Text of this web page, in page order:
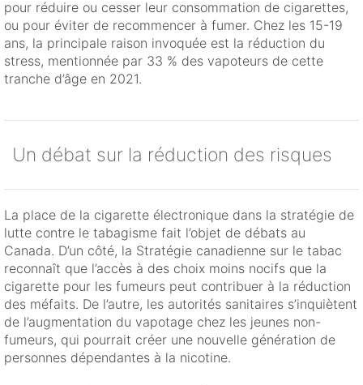
pour réduire ou cesser leur consommation de cigarettes,
ou pour éviter de recommencer à fumer. Chez les 15-19
ans, la principale raison invoquée est la réduction du
stress, mentionnée par 33 % des vapoteurs de cette
tranche d’âge en 2021.
Un débat sur la réduction des risques
La place de la cigarette électronique dans la stratégie de
lutte contre le tabagisme fait l’objet de débats au
Canada. D’un côté, la Stratégie canadienne sur le tabac
reconnaît que l’accès à des choix moins nocifs que la
cigarette pour les fumeurs peut contribuer à la réduction
des méfaits. De l’autre, les autorités sanitaires s’inquiètent
de l’augmentation du vapotage chez les jeunes non-
fumeurs, qui pourrait créer une nouvelle génération de
personnes dépendantes à la nicotine.